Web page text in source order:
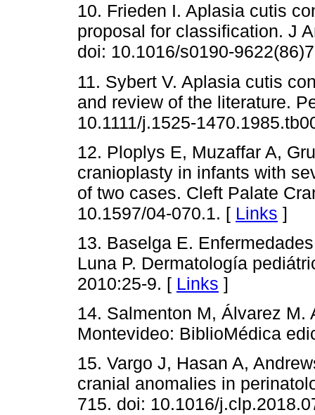
10. Frieden I. Aplasia cutis
proposal for classification. J
doi: 10.1016/s0190-
11. Sybert V. Aplasia cutis
and review of the literature.
10.1111/j.1525-
12. Ploplys E, Muzaffar A,
cranioplasty in infants with
of two cases. Cleft Palate
10.1597/04-070.1. [ Links ]
13. Baselga E.
Luna P. Dermatología
2010:25-9. [ Links ]
14. Salmenton M, Álvarez
Montevideo: BiblioMédica
15. Vargo J, Hasan A,
cranial anomalies in
715. doi: 10.1016/